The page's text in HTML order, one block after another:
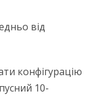
від
конфігурацію
10-